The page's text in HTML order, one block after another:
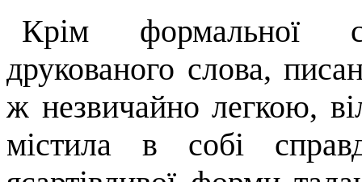
Крім формальної
друкованого слова,
ж незвичайно легкою,
містила в собі